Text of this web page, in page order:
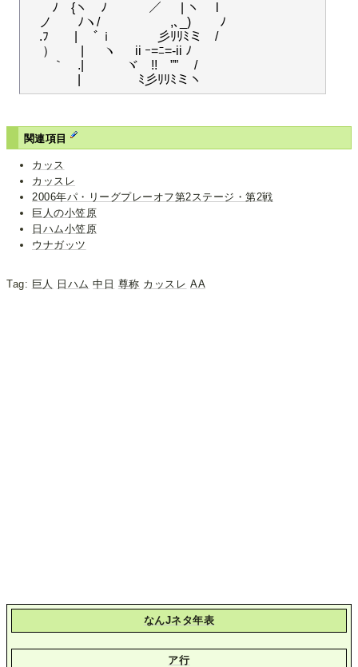
ﾉ　{ヽ　ﾉ 　　　／ 　 | ヽ 　l
ノ　　ﾉヽ/ 　　　　 　,､_) 　　ﾉ
.ﾌ　　|　 ﾞｉ 　　　 彡ﾘﾘﾐミ　/
）　　| 　 ヽ 　 ii ｰ=ﾆ=-ii ﾉ
｀ゝ.| 　　　ヾ　!!　””　 /
関連項目
カッス
カッスレ
2006年パ・リーグプレーオフ第2ステージ・第2戦
巨人の小笠原
日ハム小笠原
ウナガッツ
Tag: 巨人 日ハム 中日 尊称 カッスレ AA
なんJネタ年表
ア行